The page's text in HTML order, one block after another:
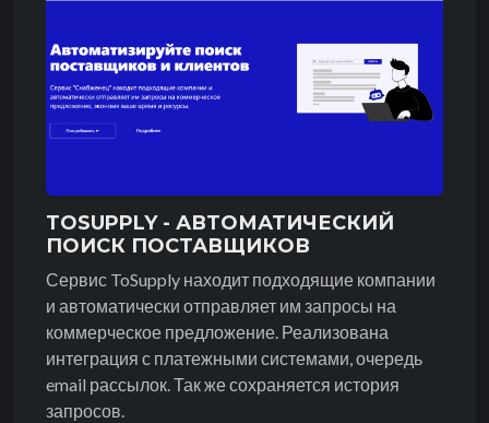
TOSUPPLY - АВТОМАТИЧЕСКИЙ
ПОИСК ПОСТАВЩИКОВ
Сервис ToSupply находит подходящие компании
и автоматически отправляет им запросы на
коммерческое предложение. Реализована
интеграция с платежными системами, очередь
email рассылок. Так же сохраняется история
запросов.